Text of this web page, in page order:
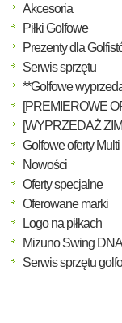
Akcesoria
Piłki Golfowe
Prezenty dla
Serwis sprzętu
**Golfowe
[PREMIEROWE
[WYPRZEDAŻ
Golfowe oferty
Nowości
Oferty specjalne
Oferowane marki
Logo na piłkach
Mizuno Swing DNA
Serwis sprzętu